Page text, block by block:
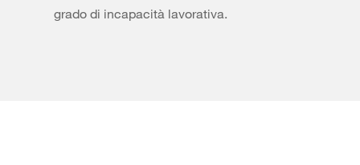
grado di incapacità lavorativa.